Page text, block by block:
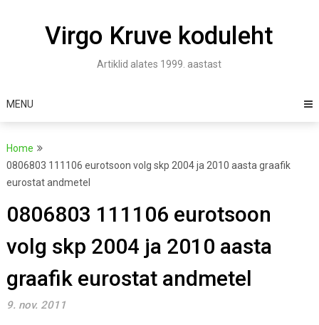
Virgo Kruve koduleht
Artiklid alates 1999. aastast
MENU
Home
0806803 111106 eurotsoon volg skp 2004 ja 2010 aasta graafik
eurostat andmetel
0806803 111106 eurotsoon
volg skp 2004 ja 2010 aasta
graafik eurostat andmetel
9. nov. 2011